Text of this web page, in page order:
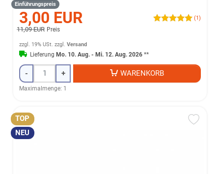
Einführungspreis
3,00 EUR (1)
11,09 EUR Preis
zzgl. 19% USt. zzgl.Versand
Lieferung Mo. 10. Aug. - Mi. 12. Aug. 2026 **
- + WARENKORB
Maximalmenge: 1
TOP
NEU